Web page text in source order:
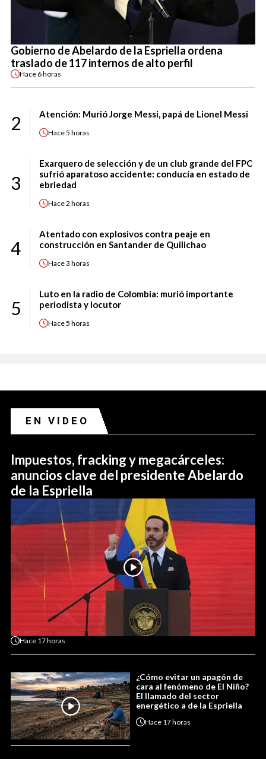
Gobierno de Abelardo de la Espriella ordena
traslado de 117 internos de alto perfil
Hace 6 horas
2 Atención: Murió Jorge Messi, papá de Lionel Messi
Hace5 horas
3
Exarquero de selección y de un club grande del FPC
sufrió aparatoso accidente: conducía en estado de
ebriedad
Hace2 horas
4
Atentado con explosivos contra peaje en
construcción en Santander de Quilichao
Hace3 horas
5
Luto en la radio de Colombia: murió importante
periodista y locutor
Hace5 horas
EN VIDEO
Impuestos, fracking y megacárceles:
anuncios clave del presidente Abelardo
de la Espriella
Hace 17 horas
¿Cómo evitar un apagón de
cara al fenómeno de El Niño?
El llamado del sector
energético a de la Espriella
Hace 17 horas